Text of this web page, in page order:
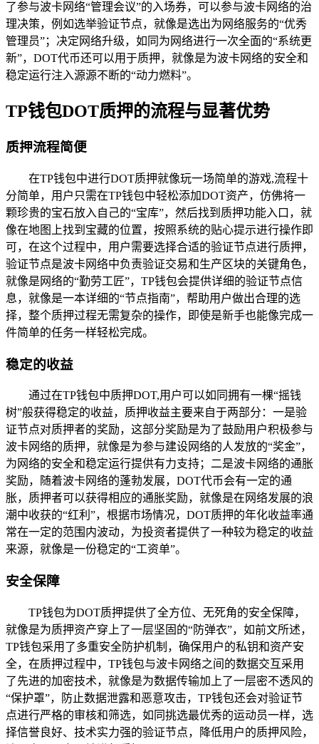
了参与波卡网络“管理会议”的入场券，可以参与波卡网络的治
理决策，例如选举验证节点，就像是选出为网络服务的“优秀
管理员”；决定网络升级，如同为网络进行一次全面的“系统更
新”，DOT代币还可以用于质押，就像是为波卡网络的安全和
稳定运行注入源源不断的“动力燃料”。
TP钱包DOT质押的流程与显著优势
质押流程简便
在TP钱包中进行DOT质押就像玩一场简单的游戏,流程十
分简单，用户只需在TP钱包中轻松添加DOT资产，仿佛将一
颗珍贵的宝石放入自己的“宝库”，然后找到质押功能入口，就
像在地图上找到宝藏的位置，按照系统的贴心提示进行操作即
可，在这个过程中，用户需要选择合适的验证节点进行质押，
验证节点是波卡网络中负责验证交易和生产区块的关键角色，
就像是网络的“勤劳工匠”，TP钱包会提供详细的验证节点信
息，就像是一本详细的“节点指南”，帮助用户做出合理的选
择，整个质押过程无需复杂的操作，即使是新手也能像完成一
件简单的任务一样轻松完成。
稳定的收益
通过在TP钱包中质押DOT,用户可以如同拥有一棵“摇钱
树”般获得稳定的收益，质押收益主要来自于两部分：一是验
证节点对质押者的奖励，这部分奖励是为了鼓励用户积极参与
波卡网络的质押，就像是为参与建设网络的人发放的“奖金”，
为网络的安全和稳定运行提供有力支持；二是波卡网络的通胀
奖励，随着波卡网络的蓬勃发展，DOT代币会有一定的通
胀，质押者可以获得相应的通胀奖励，就像是在网络发展的浪
潮中收获的“红利”，根据市场情况，DOT质押的年化收益率通
常在一定的范围内波动，为投资者提供了一种较为稳定的收益
来源，就像是一份稳定的“工资单”。
安全保障
TP钱包为DOT质押提供了全方位、无死角的安全保障，
就像是为质押资产穿上了一层坚固的“防弹衣”，如前文所述，
TP钱包采用了多重安全防护机制，确保用户的私钥和资产安
全，在质押过程中，TP钱包与波卡网络之间的数据交互采用
了先进的加密技术，就像是为数据传输加上了一层密不透风的
“保护罩”，防止数据泄露和恶意攻击，TP钱包还会对验证节
点进行严格的审核和筛选，如同挑选最优秀的运动员一样，选
择信誉良好、技术实力强的验证节点，降低用户的质押风险，